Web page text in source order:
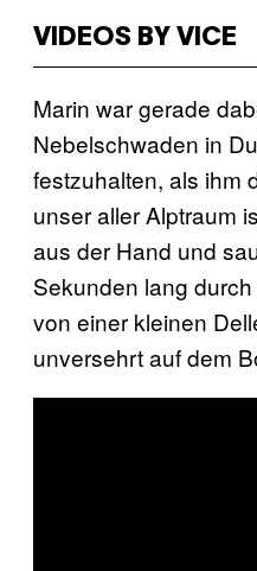
VIDEOS BY VICE
Marin war gerade
Nebelschwaden in
festzuhalten, als ihm
unser aller Alptraum
aus der Hand und
Sekunden lang
von einer kleinen
unversehrt auf dem